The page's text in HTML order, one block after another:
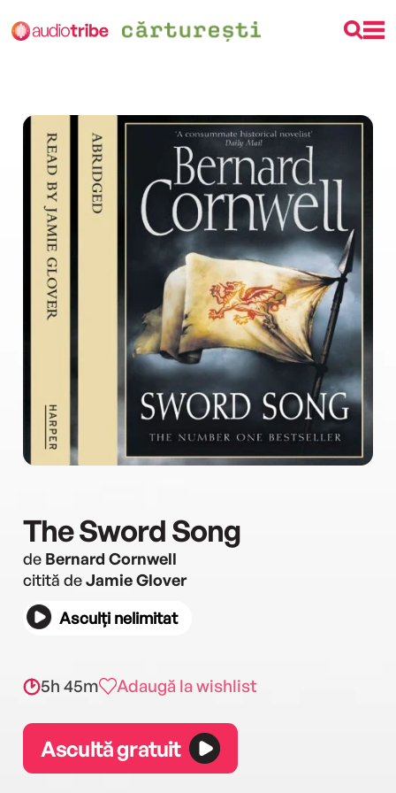
The Sword Song
de Bernard Cornwell
citită deJamie Glover
Asculți nelimitat
5h 45m Adaugă la wishlist
Ascultă gratuit